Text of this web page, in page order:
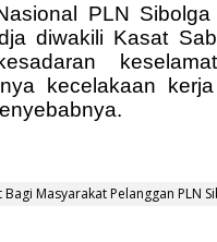
PLN
diwakili Kasat
kecelakaan
Bagi Masyarakat Pelanggan PLN